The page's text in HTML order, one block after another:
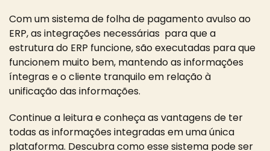
Com um sistema de folha de pagamento avulso ao
ERP, as integrações necessárias para que a
estrutura do ERP funcione, são executadas para que
funcionem muito bem, mantendo as informações
íntegras e o cliente tranquilo em relação à
unificação das informações.
Continue a leitura e conheça as vantagens de ter
todas as informações integradas em uma única
plataforma. Descubra como esse sistema pode ser